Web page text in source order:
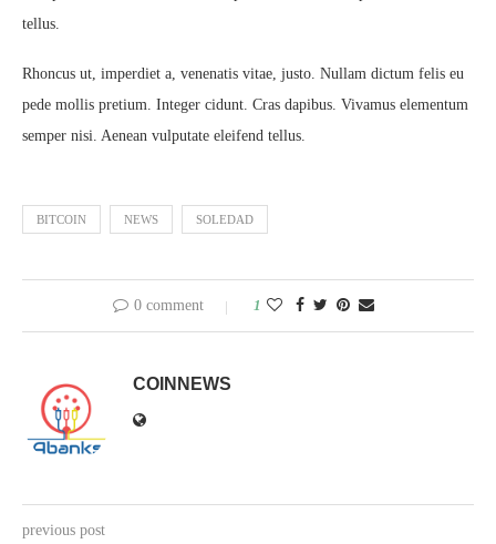
tellus.
Rhoncus ut, imperdiet a, venenatis vitae, justo. Nullam dictum felis eu
pede mollis pretium. Integer cidunt. Cras dapibus. Vivamus elementum
semper nisi. Aenean vulputate eleifend tellus.
BITCOIN NEWS SOLEDAD
0 comment 1
COINNEWS
previous post